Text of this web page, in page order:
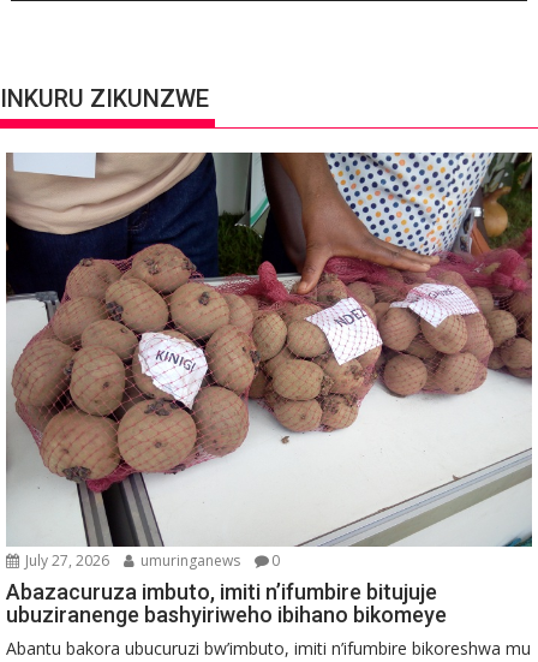
INKURU ZIKUNZWE
July 27, 2026 umuringanews 0
Abazacuruza imbuto, imiti n’ifumbire bitujuje
ubuziranenge bashyiriweho ibihano bikomeye
Abantu bakora ubucuruzi bw’imbuto, imiti n’ifumbire bikoreshwa mu